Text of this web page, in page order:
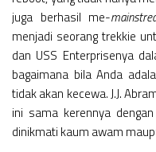
juga berhasil me-
menjadi seorang trekkie
dan USS Enterprisenya
bagaimana bila Anda
tidak akan kecewa. J.J.
ini sama kerennya
dinikmati kaum awam